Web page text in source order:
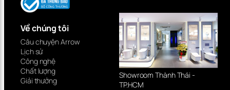
Về chúng tôi
Câu chuyện Arrow
Lịch sử
Công nghệ
Chất lượng
Giải thưởng
Showroom Thành Thái -
TP.HCM